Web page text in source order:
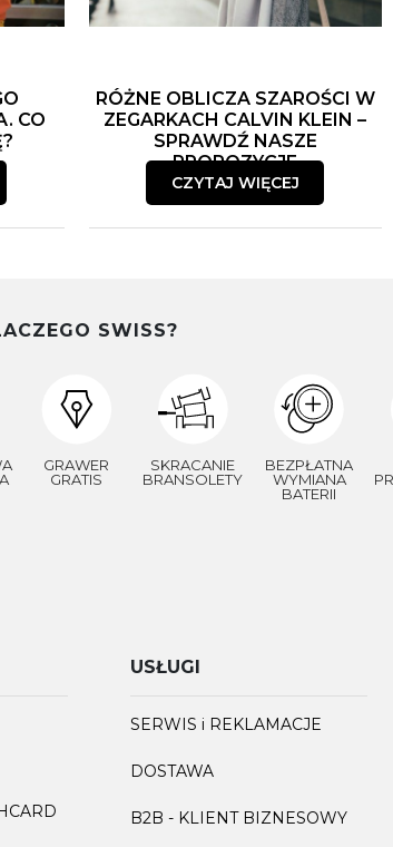
CO
RÓŻNE OBLICZA SZAROŚCI W
ZEGARKACH CALVIN KLEIN –
SPRAWDŹ NASZE
PROPOZYCJE
CZYTAJ WIĘCEJ
SWISS?
GRAWER
GRATIS
SKRACANIE
BRANSOLETY
BEZPŁATNA
WYMIANA
BATERII
USŁUGI
SERWIS i REKLAMACJE
DOSTAWA
B2B - KLIENT BIZNESOWY